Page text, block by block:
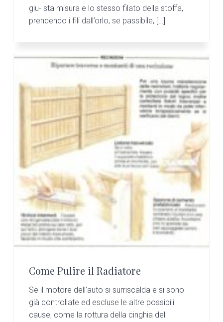
giu- sta misura e lo stesso filato della stoffa,
prendendo i fili dall’orlo, se passibile, […]
Come Pulire il Radiatore
Se il motore dell’auto si surriscalda e si sono
già controllate ed escluse le altre possibili
cause, come la rottura della cinghia del